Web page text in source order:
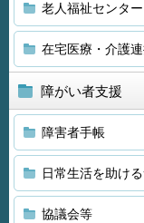
老人福祉センター
在宅医療・介護
障がい者支援
障害者手帳
日常生活を助け
協議会等